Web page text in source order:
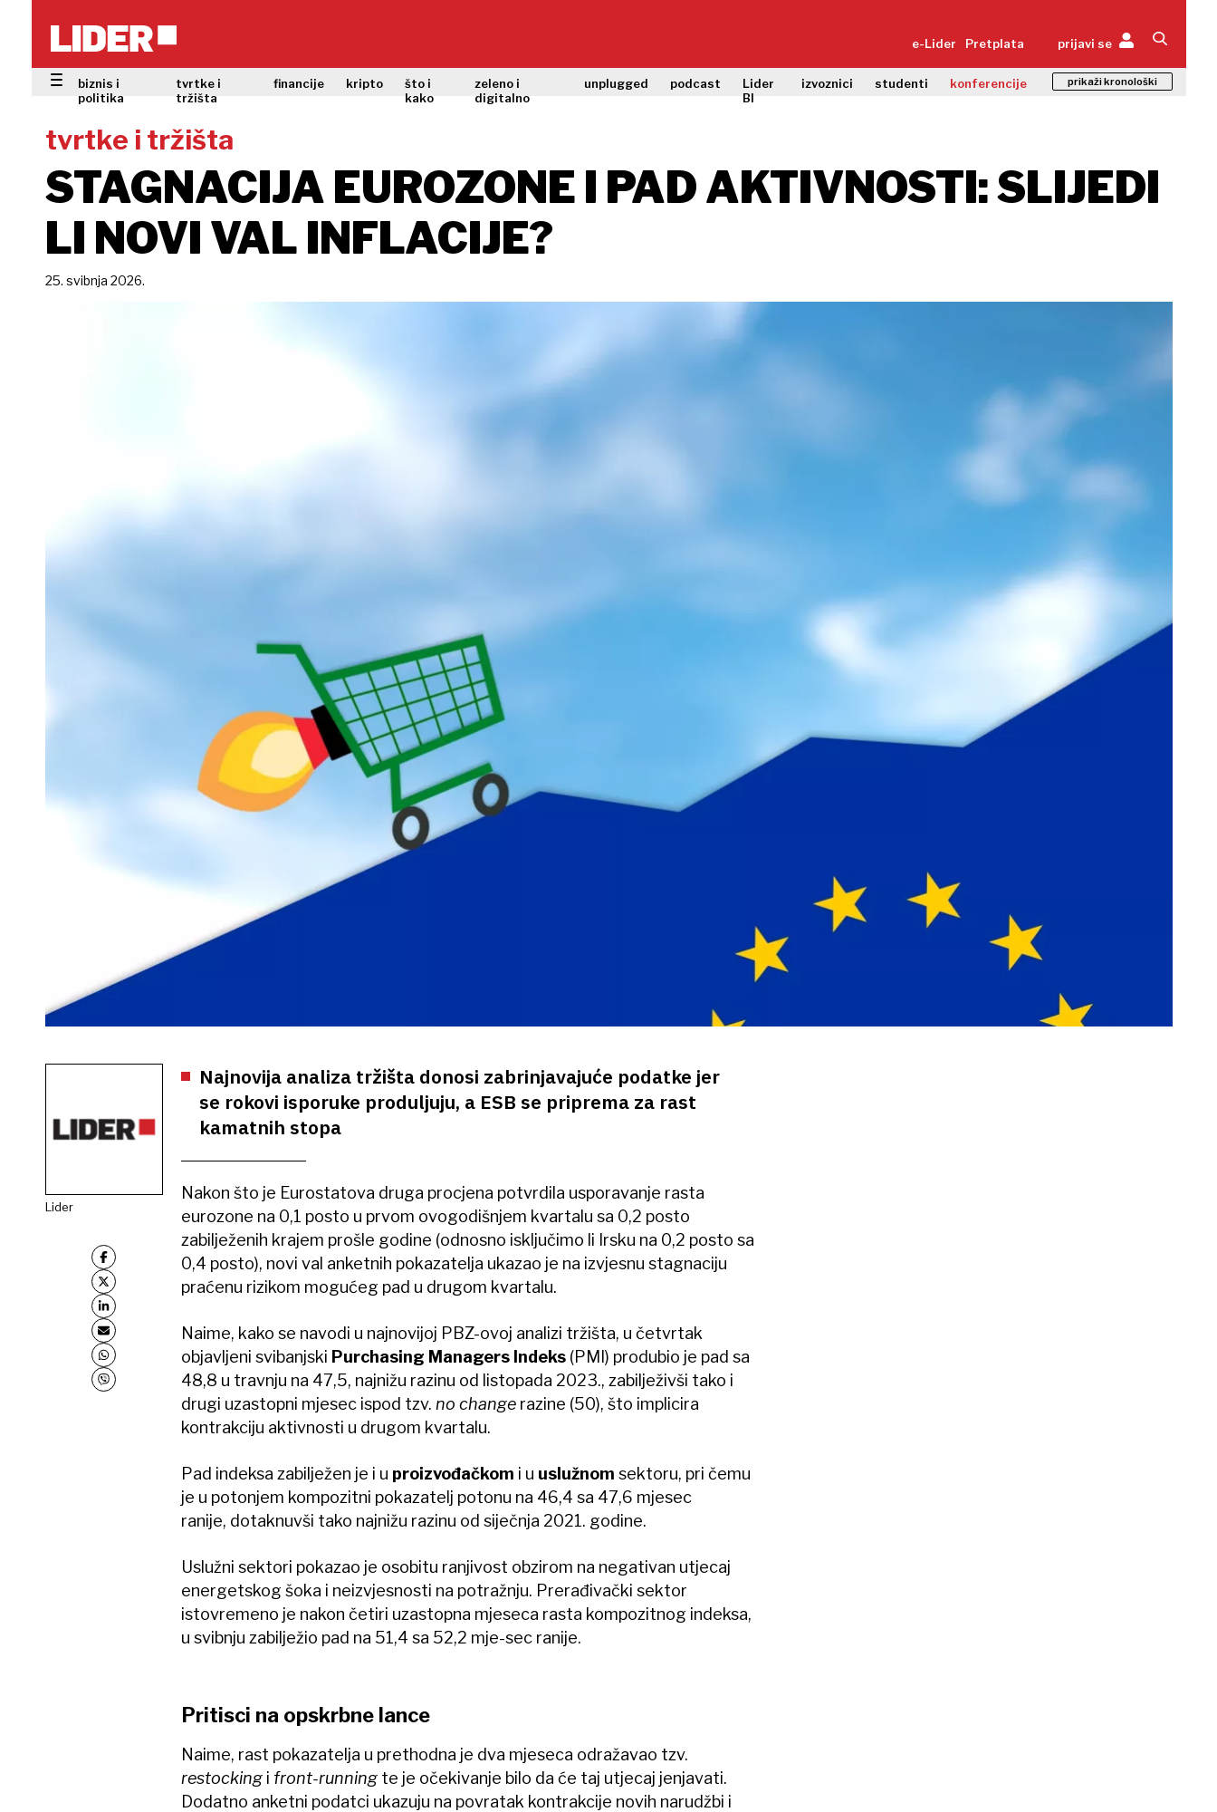
e-Lider Pretplata prijavi se
biznis i
politika
tvrtke i
tržišta
financije kripto
što i
kako
zeleno i
digitalno
unplugged podcast
Lider
BI
izvoznici studenti konferencije prikaži kronološki
tvrtke i tržišta
STAGNACIJA EUROZONE I PAD AKTIVNOSTI: SLIJEDI
LI NOVI VAL INFLACIJE?
25. svibnja 2026.
Lider
Najnovija analiza tržišta donosi zabrinjavajuće podatke jer
se rokovi isporuke produljuju, a ESB se priprema za rast
kamatnih stopa
Nakon što je Eurostatova druga procjena potvrdila usporavanje rasta
eurozone na 0,1 posto u prvom ovogodišnjem kvartalu sa 0,2 posto
zabilježenih krajem prošle godine (odnosno isključimo li Irsku na 0,2 posto sa
0,4 posto), novi val anketnih pokazatelja ukazao je na izvjesnu stagnaciju
praćenu rizikom mogućeg pad u drugom kvartalu.
Naime, kako se navodi u najnovijoj PBZ-ovoj analizi tržišta, u četvrtak
objavljeni svibanjski Purchasing Managers Indeks(PMI) produbio je pad sa
48,8 u travnju na 47,5, najnižu razinu od listopada 2023., zabilježivši tako i
drugi uzastopni mjesec ispod tzv. no changerazine (50), što implicira
kontrakciju aktivnosti u drugom kvartalu.
Pad indeksa zabilježen je i u proizvođačkom i u uslužnom sektoru, pri čemu
je u potonjem kompozitni pokazatelj potonu na 46,4 sa 47,6 mjesec
ranije, dotaknuvši tako najnižu razinu od siječnja 2021. godine.
Uslužni sektori pokazao je osobitu ranjivost obzirom na negativan utjecaj
energetskog šoka i neizvjesnosti na potražnju. Prerađivački sektor
istovremeno je nakon četiri uzastopna mjeseca rasta kompozitnog indeksa,
u svibnju zabilježio pad na 51,4 sa 52,2 mje-sec ranije.
Pritisci na opskrbne lance
Naime, rast pokazatelja u prethodna je dva mjeseca odražavao tzv.
restockingi front-runningte je očekivanje bilo da će taj utjecaj jenjavati.
Dodatno anketni podatci ukazuju na povratak kontrakcije novih narudžbi i